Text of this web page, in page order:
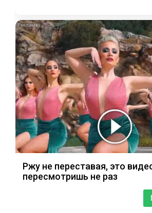
Ржу не переставая, это
пересмотришь не раз